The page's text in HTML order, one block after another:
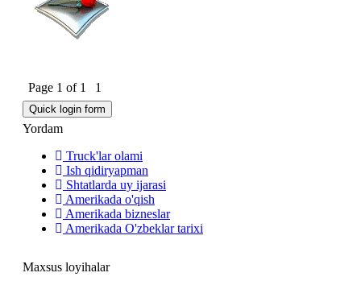
Page 1 of 1 1
Yordam
Truck'lar olami
Ish qidiryapman
Shtatlarda uy ijarasi
Amerikada o'qish
Amerikada bizneslar
Amerikada O'zbeklar tarixi
Maxsus loyihalar